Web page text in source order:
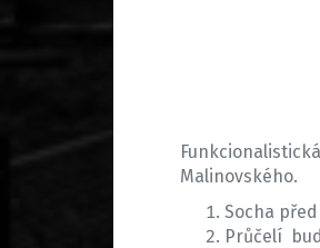
Malinovského.
Socha
Průčelí